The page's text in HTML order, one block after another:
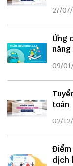
27/
Ứng
nâng
09/
toán
02/
Điểm
dịch